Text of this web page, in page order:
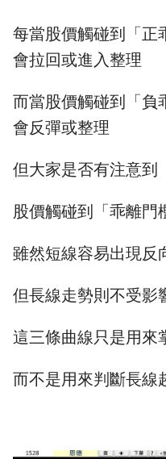
每當股價觸碰到「正
會拉回或進入整理
而當股價觸碰到「負
會反彈或整理
但大家是否有注意到
股價觸碰到「乖離門
雖然短線容易出現反
但長線走勢則不受影
這三條曲線只是用來
而不是用來判斷長線